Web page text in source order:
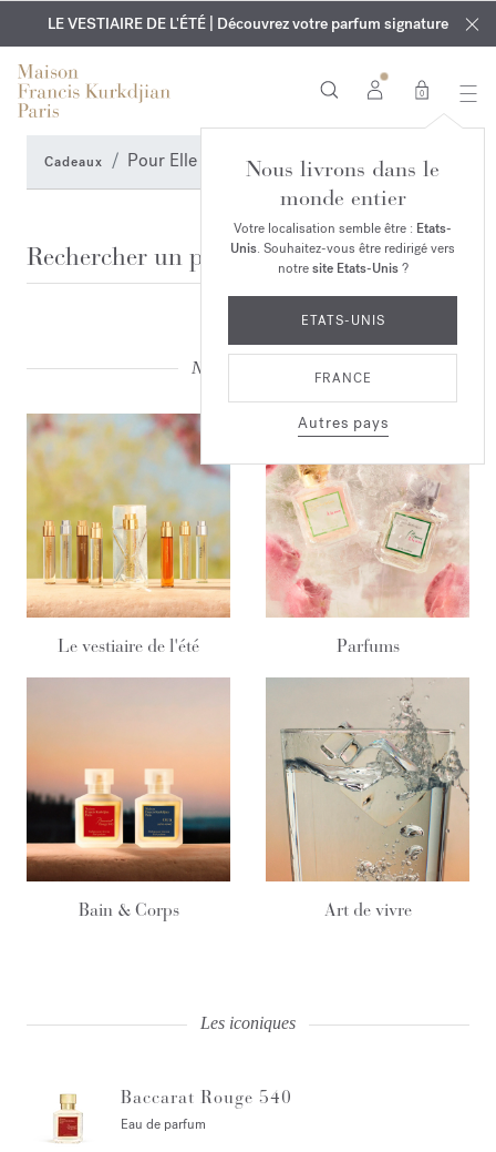
EXCLUSIF | Découvrez le nouveau parfum OUD
velvet mood
dans votre commande*
GRAVURE OFFERTE | Sur tous les parfums et huiles pour le
corps jusqu'au 9 août
LE VESTIAIRE DE L'ÉTÉ | Découvrez votre parfum signature
0
Nous livrons dans le
monde entier
Votre localisation semble être : Etats-
Unis. Souhaitez-vous être redirigé vers
notresite Etats-Unis?
ETATS-UNIS
FRANCE
Autres pays
Cadeaux Pour Elle
RECHERCHE
Nos suggestions
Le vestiaire de l'été Parfums
Bain & Corps Art de vivre
Les iconiques
Baccarat Rouge 540
Eau de parfum